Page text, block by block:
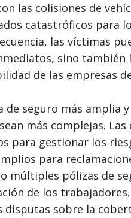
las colisiones de
catastróficos para
las víctimas
sino
de las empresas
de seguro más amplia
más complejas.
para gestionar los
para
múltiples pólizas de
de los
disputas sobre la